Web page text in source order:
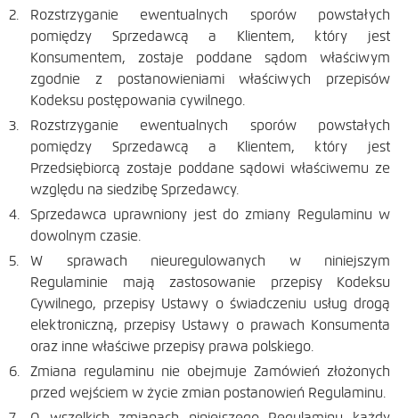
Rozstrzyganie ewentualnych sporów powstałych
pomiędzy Sprzedawcą a Klientem, który jest
Konsumentem, zostaje poddane sądom właściwym
zgodnie z postanowieniami właściwych przepisów
Kodeksu postępowania cywilnego.
Rozstrzyganie ewentualnych sporów powstałych
pomiędzy Sprzedawcą a Klientem, który jest
Przedsiębiorcą zostaje poddane sądowi właściwemu ze
względu na siedzibę Sprzedawcy.
Sprzedawca uprawniony jest do zmiany Regulaminu w
dowolnym czasie.
W sprawach nieuregulowanych w niniejszym
Regulaminie mają zastosowanie przepisy Kodeksu
Cywilnego, przepisy Ustawy o świadczeniu usług drogą
elektroniczną, przepisy Ustawy o prawach Konsumenta
oraz inne właściwe przepisy prawa polskiego.
Zmiana regulaminu nie obejmuje Zamówień złożonych
przed wejściem w życie zmian postanowień Regulaminu.